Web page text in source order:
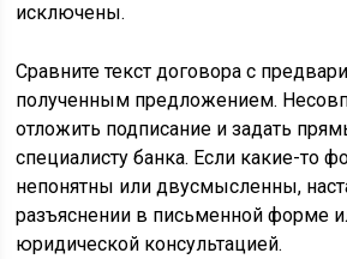
исключены.
Сравните текст договора с
полученным предложением.
отложить подписание и задать
специалисту банка. Если какие-то
непонятны или двусмысленны,
разъяснении в письменной форме
юридической консультацией.